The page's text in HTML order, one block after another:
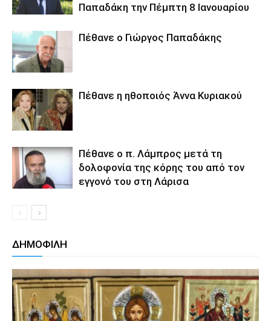
Παπαδάκη την Πέμπτη 8 Ιανουαρίου
Πέθανε ο Γιώργος Παπαδάκης
Πέθανε η ηθοποιός Άννα Κυριακού
Πέθανε ο π. Λάμπρος μετά τη
δολοφονία της κόρης του από τον
εγγονό του στη Λάρισα
ΔΗΜΟΦΙΛΗ